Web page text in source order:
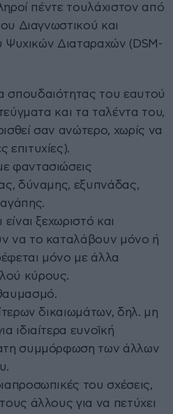
πέντε τουλάχιστον από
Διαγνωστικού και
Ψυχικών Διαταραχών (DSM-
σπουδαιότητας του εαυτού
και τα ταλέντα του,
σαν ανώτερο, χωρίς να
επιτυχίες).
φαντασιώσεις
δύναμης, εξυπνάδας,
ξεχωριστό και
να το καταλάβουν μόνο ή
μόνο με άλλα
κύρους.
δικαιωμάτων, δηλ. μη
ιδιαίτερα ευνοϊκή
συμμόρφωση των άλλων
του σχέσεις,
άλλους για να πετύχει